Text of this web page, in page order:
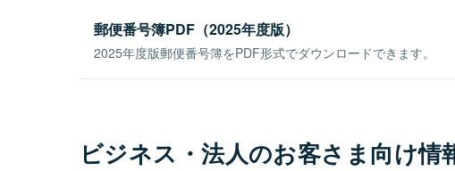
郵便番号簿PDF（2025年度版）
2025年度版郵便番号簿をPDF形式でダウンロードできます。
ビジネス・法人のお客さま向け情